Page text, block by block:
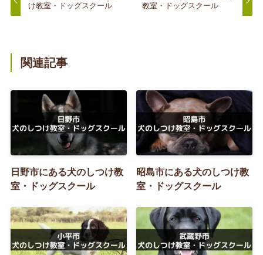
け教室・ドッグスクール
教室・ドッグスクール
関連記事
日野市にある犬のしつけ教
室・ドッグスクール
昭島市にある犬のしつけ教
室・ドッグスクール